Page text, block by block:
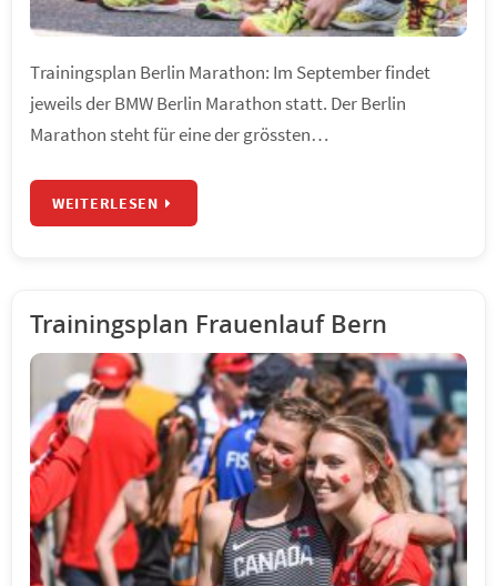
Trainingsplan Berlin Marathon: Im September findet
jeweils der BMW Berlin Marathon statt. Der Berlin
Marathon steht für eine der grössten…
WEITERLESEN
Trainingsplan Frauenlauf Bern